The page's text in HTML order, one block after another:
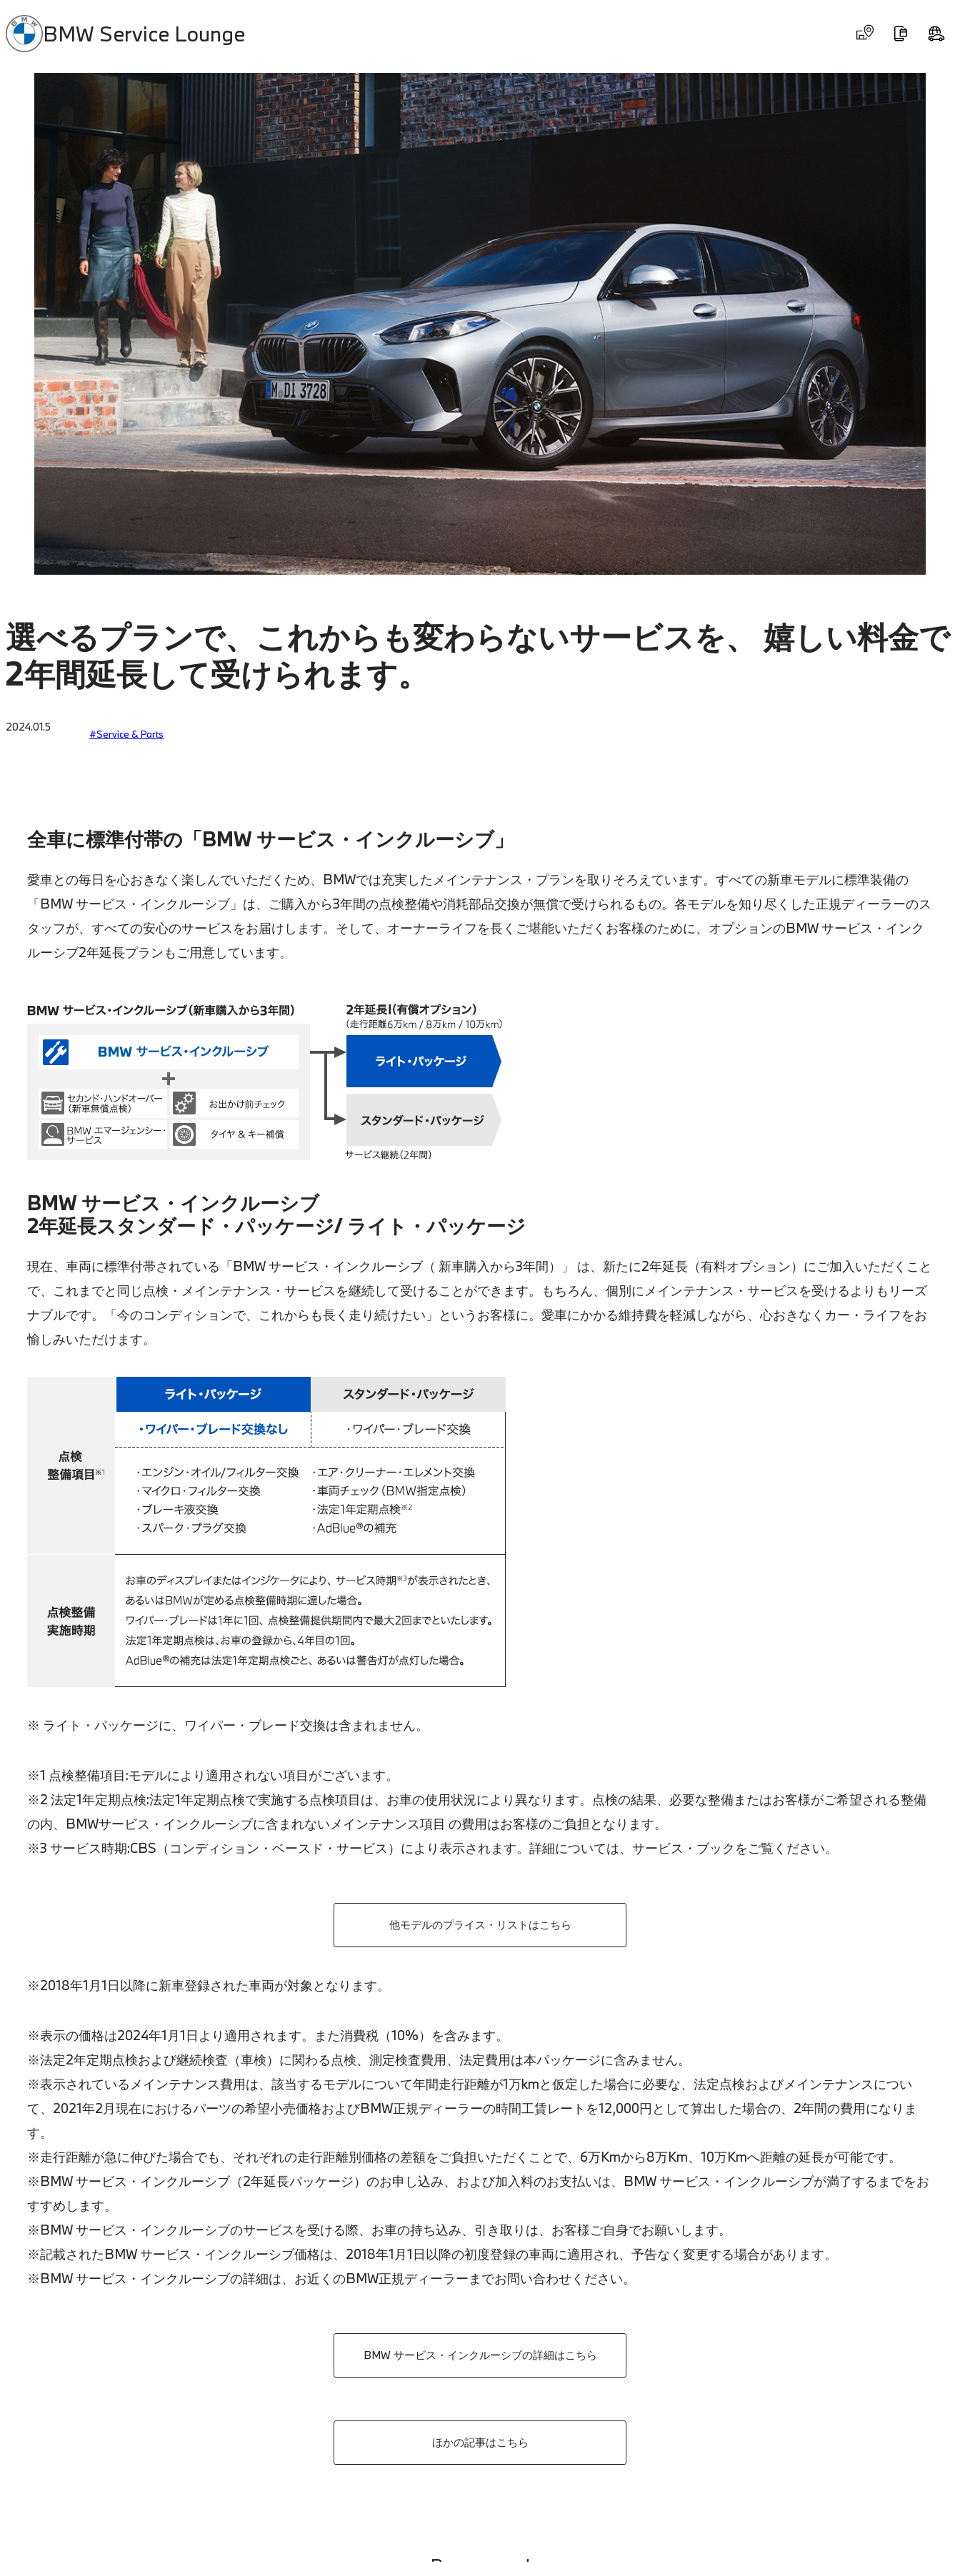
BMW Service Lounge
選べるプランで、これからも変わらないサービスを、 嬉しい料金で
2年間延長して受けられます。
2024.01.5
#Service & Parts
全車に標準付帯の「BMW サービス・インクルーシブ」
愛車との毎日を心おきなく楽しんでいただくため、BMWでは充実したメインテナンス・プランを取りそろえています。すべての新車モデルに標準装備の
「BMW サービス・インクルーシブ」は、ご購入から3年間の点検整備や消耗部品交換が無償で受けられるもの。各モデルを知り尽くした正規ディーラーのス
タッフが、すべての安心のサービスをお届けします。そして、オーナーライフを長くご堪能いただくお客様のために、オプションのBMW サービス・インク
ルーシブ2年延長プランもご用意しています。
BMW サービス・インクルーシブ
2年延長スタンダード・パッケージ/ ライト・パッケージ
現在、車両に標準付帯されている「BMW サービス・インクルーシブ（ 新車購入から3年間）」 は、新たに2年延長（有料オプション）にご加入いただくこと
で、これまでと同じ点検・メインテナンス・サービスを継続して受けることができます。もちろん、個別にメインテナンス・サービスを受けるよりもリーズ
ナブルです。「今のコンディションで、これからも長く走り続けたい」というお客様に。愛車にかかる維持費を軽減しながら、心おきなくカー・ライフをお
愉しみいただけます。
※ ライト・パッケージに、ワイパー・ブレード交換は含まれません。
※1 点検整備項目:モデルにより適用されない項目がございます。
※2 法定1年定期点検:法定1年定期点検で実施する点検項目は、お車の使用状況により異なります。点検の結果、必要な整備またはお客様がご希望される整備
の内、BMWサービス・インクルーシブに含まれないメインテナンス項目 の費用はお客様のご負担となります。
※3 サービス時期:CBS（コンディション・ベースド・サービス）により表示されます。詳細については、サービス・ブックをご覧ください。
他モデルのプライス・リストはこちら
※2018年1月1日以降に新車登録された車両が対象となります。
※表示の価格は2024年1月1日より適用されます。また消費税（10%）を含みます。
※法定2年定期点検および継続検査（車検）に関わる点検、測定検査費用、法定費用は本パッケージに含みません。
※表示されているメインテナンス費用は、該当するモデルについて年間走行距離が1万kmと仮定した場合に必要な、法定点検およびメインテナンスについ
て、2021年2月現在におけるパーツの希望小売価格およびBMW正規ディーラーの時間工賃レートを12,000円として算出した場合の、2年間の費用になりま
す。
※走行距離が急に伸びた場合でも、それぞれの走行距離別価格の差額をご負担いただくことで、6万Kmから8万Km、10万Kmへ距離の延長が可能です。
※BMW サービス・インクルーシブ（2年延長パッケージ）のお申し込み、および加入料のお支払いは、BMW サービス・インクルーシブが満了するまでをお
すすめします。
※BMW サービス・インクルーシブのサービスを受ける際、お車の持ち込み、引き取りは、お客様ご自身でお願いします。
※記載されたBMW サービス・インクルーシブ価格は、2018年1月1日以降の初度登録の車両に適用され、予告なく変更する場合があります。
※BMW サービス・インクルーシブの詳細は、お近くのBMW正規ディーラーまでお問い合わせください。
BMW サービス・インクルーシブの詳細はこちら
ほかの記事はこちら